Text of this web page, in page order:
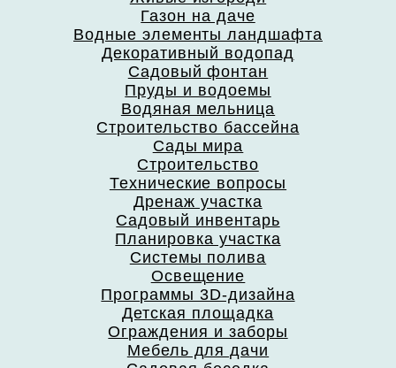
Газон на даче
Водные элементы ландшафта
Декоративный водопад
Садовый фонтан
Пруды и водоемы
Водяная мельница
Строительство бассейна
Сады мира
Строительство
Технические вопросы
Дренаж участка
Садовый инвентарь
Планировка участка
Системы полива
Освещение
Программы 3D-дизайна
Детская площадка
Ограждения и заборы
Мебель для дачи